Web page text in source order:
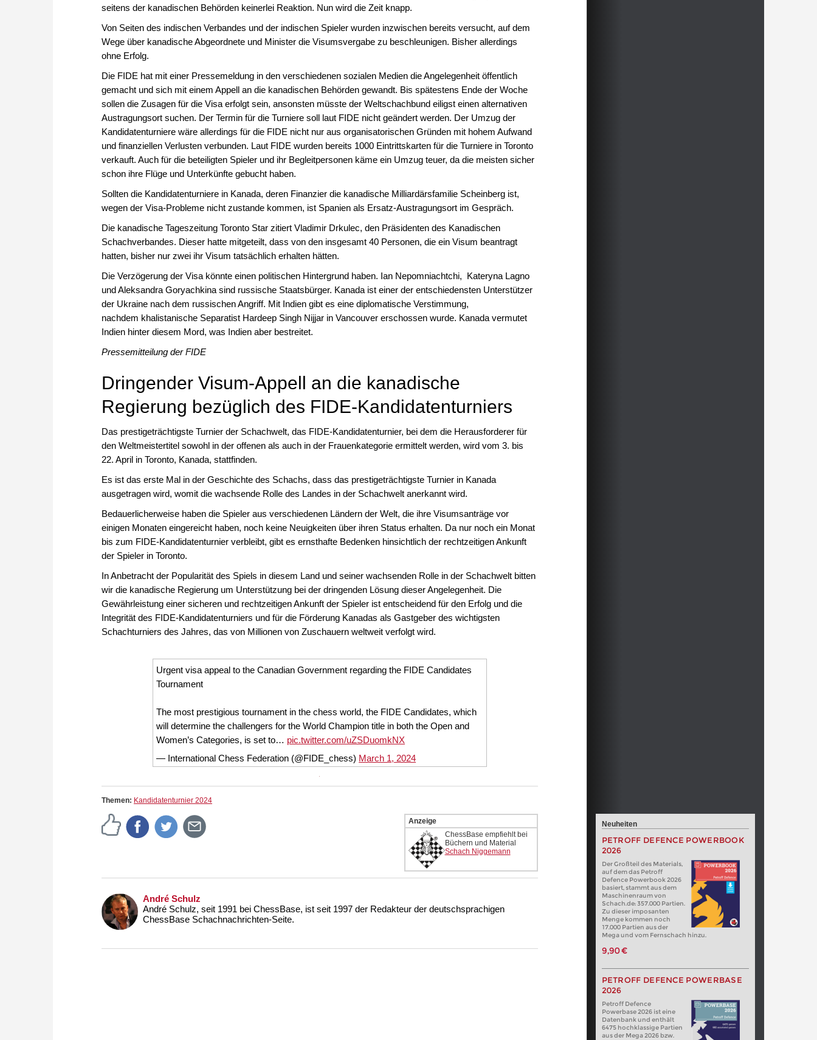
seitens der kanadischen Behörden keinerlei Reaktion. Nun wird die Zeit knapp.
Von Seiten des indischen Verbandes und der indischen Spieler wurden inzwischen bereits versucht, auf dem
Wege über kanadische Abgeordnete und Minister die Visumsvergabe zu beschleunigen. Bisher allerdings
ohne Erfolg.
Die FIDE hat mit einer Pressemeldung in den verschiedenen sozialen Medien die Angelegenheit öffentlich
gemacht und sich mit einem Appell an die kanadischen Behörden gewandt. Bis spätestens Ende der Woche
sollen die Zusagen für die Visa erfolgt sein, ansonsten müsste der Weltschachbund eiligst einen alternativen
Austragungsort suchen. Der Termin für die Turniere soll laut FIDE nicht geändert werden. Der Umzug der
Kandidatenturniere wäre allerdings für die FIDE nicht nur aus organisatorischen Gründen mit hohem Aufwand
und finanziellen Verlusten verbunden. Laut FIDE wurden bereits 1000 Eintrittskarten für die Turniere in Toronto
verkauft. Auch für die beteiligten Spieler und ihr Begleitpersonen käme ein Umzug teuer, da die meisten sicher
schon ihre Flüge und Unterkünfte gebucht haben.
Sollten die Kandidatenturniere in Kanada, deren Finanzier die kanadische Milliardärsfamilie Scheinberg ist,
wegen der Visa-Probleme nicht zustande kommen, ist Spanien als Ersatz-Austragungsort im Gespräch.
Die kanadische Tageszeitung Toronto Star zitiert Vladimir Drkulec, den Präsidenten des Kanadischen
Schachverbandes. Dieser hatte mitgeteilt, dass von den insgesamt 40 Personen, die ein Visum beantragt
hatten, bisher nur zwei ihr Visum tatsächlich erhalten hätten.
Die Verzögerung der Visa könnte einen politischen Hintergrund haben. Ian Nepomniachtchi, Kateryna Lagno
und Aleksandra Goryachkina sind russische Staatsbürger. Kanada ist einer der entschiedensten Unterstützer
der Ukraine nach dem russischen Angriff. Mit Indien gibt es eine diplomatische Verstimmung,
nachdem khalistanische Separatist Hardeep Singh Nijjar in Vancouver erschossen wurde. Kanada vermutet
Indien hinter diesem Mord, was Indien aber bestreitet.
Pressemitteilung der FIDE
Dringender Visum-Appell an die kanadische
Regierung bezüglich des FIDE-Kandidatenturniers
Das prestigeträchtigste Turnier der Schachwelt, das FIDE-Kandidatenturnier, bei dem die Herausforderer für
den Weltmeistertitel sowohl in der offenen als auch in der Frauenkategorie ermittelt werden, wird vom 3. bis
22. April in Toronto, Kanada, stattfinden.
Es ist das erste Mal in der Geschichte des Schachs, dass das prestigeträchtigste Turnier in Kanada
ausgetragen wird, womit die wachsende Rolle des Landes in der Schachwelt anerkannt wird.
Bedauerlicherweise haben die Spieler aus verschiedenen Ländern der Welt, die ihre Visumsanträge vor
einigen Monaten eingereicht haben, noch keine Neuigkeiten über ihren Status erhalten. Da nur noch ein Monat
bis zum FIDE-Kandidatenturnier verbleibt, gibt es ernsthafte Bedenken hinsichtlich der rechtzeitigen Ankunft
der Spieler in Toronto.
In Anbetracht der Popularität des Spiels in diesem Land und seiner wachsenden Rolle in der Schachwelt bitten
wir die kanadische Regierung um Unterstützung bei der dringenden Lösung dieser Angelegenheit. Die
Gewährleistung einer sicheren und rechtzeitigen Ankunft der Spieler ist entscheidend für den Erfolg und die
Integrität des FIDE-Kandidatenturniers und für die Förderung Kanadas als Gastgeber des wichtigsten
Schachturniers des Jahres, das von Millionen von Zuschauern weltweit verfolgt wird.
Urgent visa appeal to the Canadian Government regarding the FIDE Candidates
Tournament
The most prestigious tournament in the chess world, the FIDE Candidates, which
will determine the challengers for the World Champion title in both the Open and
Women’s Categories, is set to… pic.twitter.com/uZSDuomkNX
— International Chess Federation (@FIDE_chess) March 1, 2024
Themen: Kandidatenturnier 2024
Anzeige
ChessBase empfiehlt bei
Büchern und Material
Schach Niggemann
André Schulz
André Schulz, seit 1991 bei ChessBase, ist seit 1997 der Redakteur der deutschsprachigen
ChessBase Schachnachrichten-Seite.
Neuheiten
PETROFF DEFENCE POWERBOOK
2026
Der Großteil des Materials,
auf dem das Petroff
Defence Powerbook 2026
basiert, stammt aus dem
Maschinenraum von
Schach.de: 357.000 Partien.
Zu dieser imposanten
Menge kommen noch
17.000 Partien aus der
Mega und vom Fernschach hinzu.
9,90 €
PETROFF DEFENCE POWERBASE
2026
Petroff Defence
Powerbase 2026 ist eine
Datenbank und enthält
6475 hochklassige Partien
aus der Mega 2026 bzw.